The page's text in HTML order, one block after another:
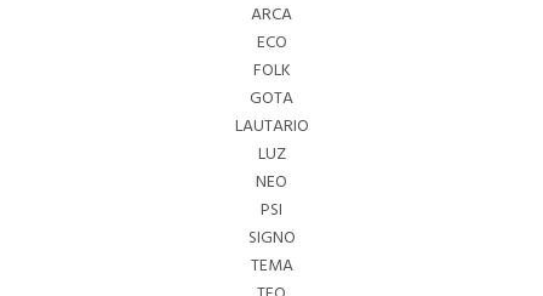
ARCA
ECO
FOLK
GOTA
LAUTARIO
LUZ
NEO
PSI
SIGNO
TEMA